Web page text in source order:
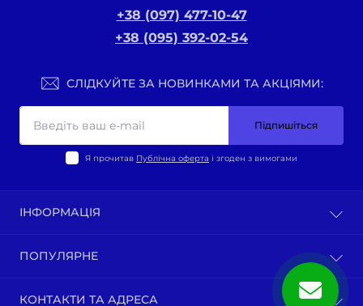
+38 (097) 477-10-47
+38 (095) 392-02-54
СЛІДКУЙТЕ ЗА НОВИНКАМИ ТА АКЦІЯМИ:
Підпишіться
Я прочитав Публічна оферта і згоден з вимогами
ІНФОРМАЦІЯ
Політика конфіденційності
Про нас
ПОПУЛЯРНЕ
КОНТАКТИ ТА АДРЕСА